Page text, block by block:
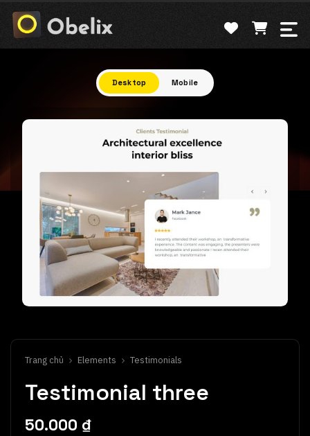
qua
Desktop Mobile
Trang chủ Elements Testimonials
Testimonial three
50.000 ₫